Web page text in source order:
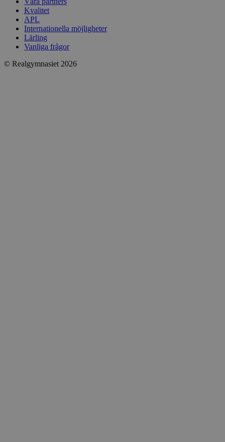
Kvalitet
APL
Internationella möjligheter
Lärling
Vanliga frågor
© Realgymnasiet 2026